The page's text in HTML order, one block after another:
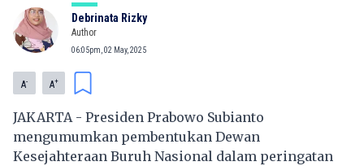
Debrinata Rizky
Author
06:05pm, 02 May, 2025
A- A+
JAKARTA - Presiden Prabowo Subianto
mengumumkan pembentukan Dewan
Kesejahteraan Buruh Nasional dalam peringatan